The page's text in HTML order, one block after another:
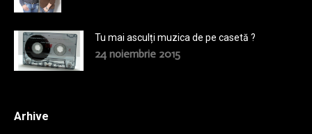
Tu mai asculți muzica de pe casetă ?
24 noiembrie 2015
Arhive